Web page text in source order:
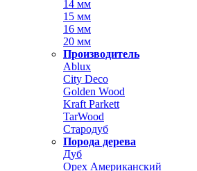
14 мм
15 мм
16 мм
20 мм
Производитель
Ablux
City Deco
Golden Wood
Kraft Parkett
TarWood
Стародуб
Порода дерева
Дуб
Орех Американский